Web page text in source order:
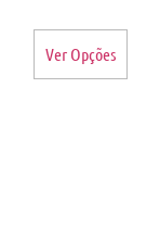
Ver Opções